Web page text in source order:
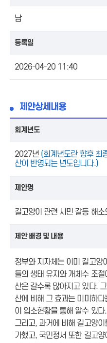
남
등록일
2026-04-20 11:40
제안상세내용
회계년도
2027년 (회계년도란 향후 최
산이 반영되는 년도입니다.)
제안명
길고양이 관련 시민 갈등 해
제안 배경 및 내용
정부와 지자체는 이미 길고양
들의 생태 유지와 개체수 조
산은 갈수록 많아지고 있다.
산에 비해 그 효과는 미미하
이 입소현황을 통해 알수 있다.
그리고, 과거에 비해 길고양
가했고, 국민정서 또한 길고양